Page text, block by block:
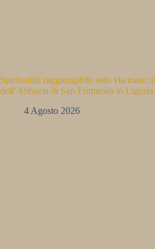
Spiritualità raggiungibile solo via mare:
dell’Abbazia di San Fruttuoso in Liguria
4 Agosto 2026